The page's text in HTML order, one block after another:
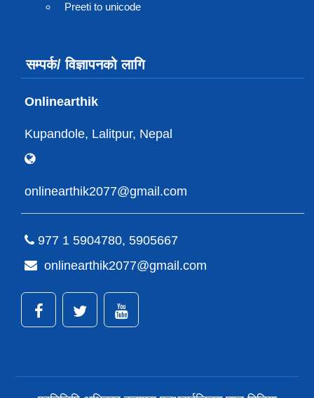
Preeti to unicode
सम्पर्क/ विज्ञापनको लागि
Onlinearthik
Kupandole, Lalitpur, Nepal
onlinearthik2077@gmail.com
977 1 5904780, 5905667
onlinearthik2077@gmail.com